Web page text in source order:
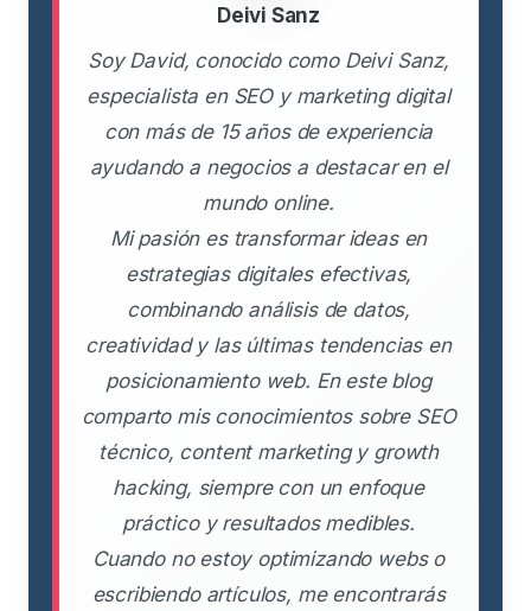
Deivi Sanz
Soy David, conocido como Deivi Sanz,
especialista en SEO y marketing digital
con más de 15 años de experiencia
ayudando a negocios a destacar en el
mundo online.
Mi pasión es transformar ideas en
estrategias digitales efectivas,
combinando análisis de datos,
creatividad y las últimas tendencias en
posicionamiento web. En este blog
comparto mis conocimientos sobre SEO
técnico, content marketing y growth
hacking, siempre con un enfoque
práctico y resultados medibles.
Cuando no estoy optimizando webs o
escribiendo artículos, me encontrarás